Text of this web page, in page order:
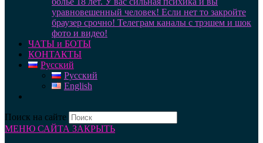
уравновешенный человек! Если нет то закройте
браузер срочно! Телеграм каналы с трэшем и шок
фото и видео!
ЧАТЫ и БОТЫ
КОНТАКТЫ
Русский
Русский
English
Поиск на сайте
МЕНЮ САЙТА ЗАКРЫТЬ